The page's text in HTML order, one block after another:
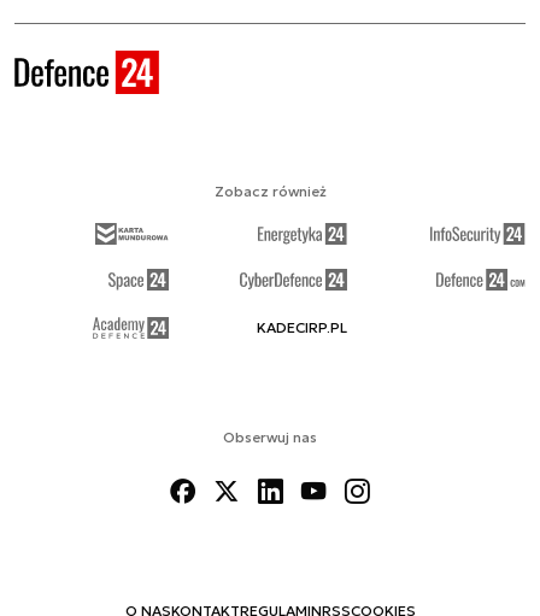
Obserwuj nas
O NASKONTAKTREGULAMINRSSCOOKIES
Zobacz również
KADECIRP.PL